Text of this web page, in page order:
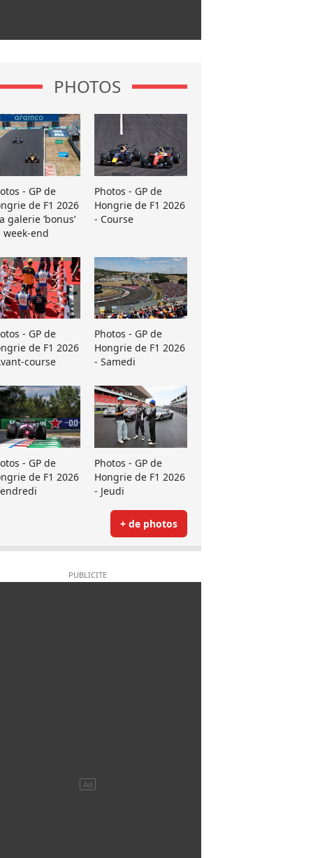
PHOTOS
- GP de
de F1 2026
galerie ’bonus’
week-end
Photos - GP de
Hongrie de F1 2026
- Course
- GP de
de F1 2026
course
Photos - GP de
Hongrie de F1 2026
- Samedi
- GP de
de F1 2026
Photos - GP de
Hongrie de F1 2026
- Jeudi
+ de photos